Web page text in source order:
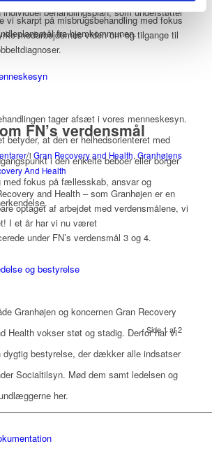
individuel behandlingsplan, som understøtter
fra hjemkommunen.
tager afsæt i vores menneskesyn.
betyder, at den er helhedsorienteret med
i den enkelte beboer eller borger
med fokus på fællesskab, ansvar og
og bestyrelse
Granhøjen og koncernen Gran Recovery
Health vokser støt og stadig. Derfor har vi
dygtig bestyrelse, der dækker alle indsatser
Socialtilsyn. Mød dem samt ledelsen og
her.
vi skarpt på misbrugsbehandling med fokus
medarbejdernes viden om og tilgange til
FN’s verdensmål
/i Gran Recovery and Health, Granhøjens
And Health
and Health – som Granhøjen er en
optaget af arbejdet med verdensmålene, vi
I et år har vi nu været
under FN’s verdensmål 3 og 4.
Side 1 af 2